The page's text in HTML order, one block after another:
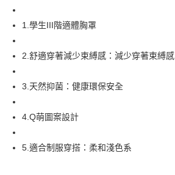
全家取貨付款
每筆NT$80，滿NT$1,000(含以上)免運費
付款後全家取貨
7-11取貨付款
付款後7-11取貨
每筆NT$80，滿NT$1,000(含以上)免運費
1.學生III階適體胸罩
2.舒適穿著減少束縛感：減少穿著束縛感
3.天然抑菌：健康環保安全
4.Q萌圖案設計
5.適合制服穿搭：柔和淺色系